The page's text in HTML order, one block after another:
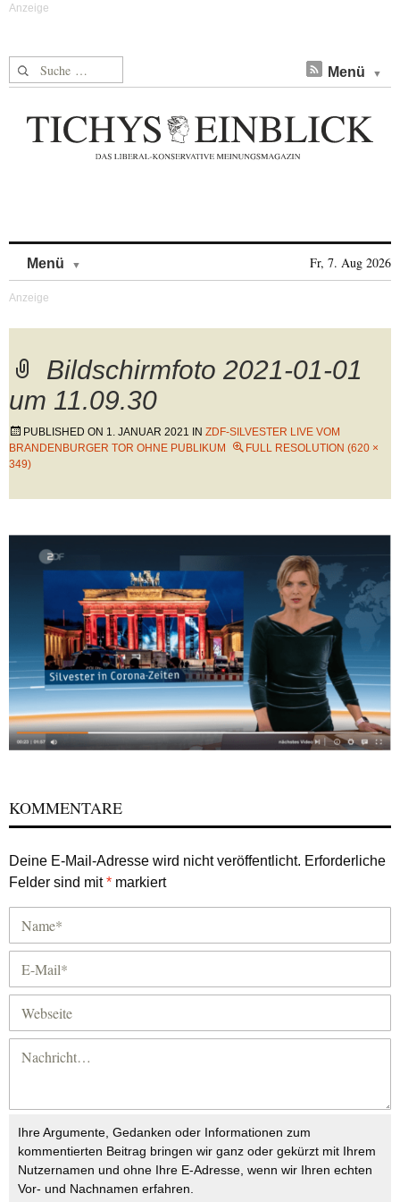
Suche nach: Menü
Menü Fr, 7. Aug 2026
Bildschirmfoto 2021-01-01
um 11.09.30
PUBLISHED ON 1. JANUAR 2021 IN ZDF-SILVESTER LIVE VOM
BRANDENBURGER TOR OHNE PUBLIKUM
FULL RESOLUTION (620 ×
349)
KOMMENTARE
Deine E-Mail-Adresse wird nicht veröffentlicht. Erforderliche
Felder sind mit* markiert
Ihre Argumente, Gedanken oder Informationen zum
kommentierten Beitrag bringen wir ganz oder gekürzt mit Ihrem
Nutzernamen und ohne Ihre E-Adresse, wenn wir Ihren echten
Vor- und Nachnamen erfahren.